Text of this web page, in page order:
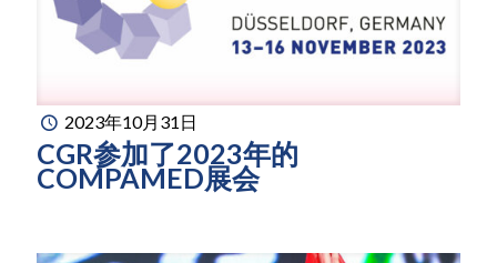
2023年10月31日
CGR参加了2023年的
COMPAMED展会